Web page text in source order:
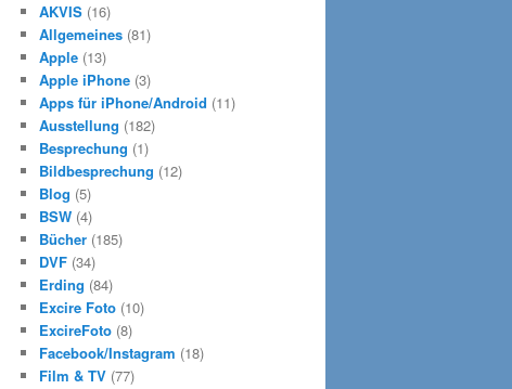
n
AKVIS (16)
Allgemeines (81)
Apple (13)
Apple iPhone (3)
Apps für iPhone/Android (11)
Ausstellung (182)
Besprechung (1)
Bildbesprechung (12)
Blog (5)
BSW (4)
Bücher (185)
DVF (34)
Erding (84)
Excire Foto (10)
ExcireFoto (8)
Facebook/Instagram (18)
Film & TV (77)